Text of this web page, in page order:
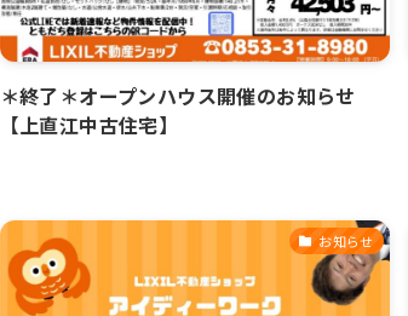
＊終了＊オープンハウス開催のお知らせ
【上直江中古住宅】
お知らせ